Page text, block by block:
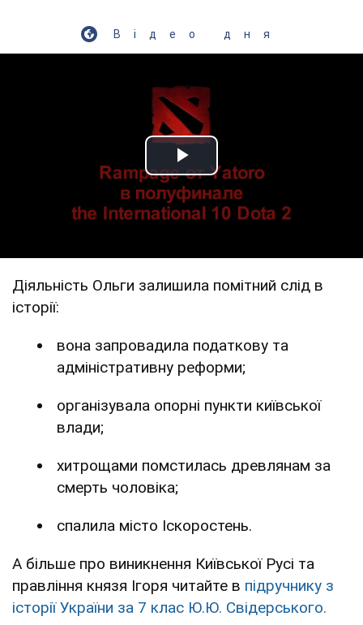
Відео дня
Play Video
Діяльність Ольги залишила помітний слід в
історії:
вона запровадила податкову та
адміністративну реформи;
організувала опорні пункти київської
влади;
хитрощами помстилась древлянам за
смерть чоловіка;
спалила місто Іскоростень.
А більше про виникнення Київської Русі та
правління князя Ігоря читайте в підручнику з
історії України за 7 клас Ю.Ю. Свідерського.